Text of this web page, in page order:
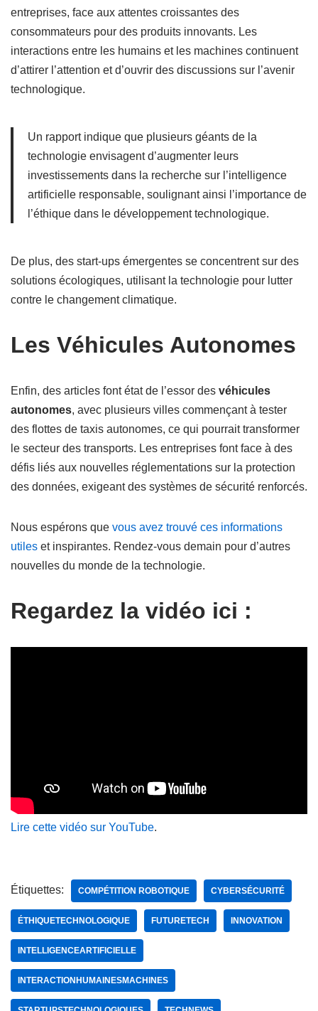
entreprises, face aux attentes croissantes des
consommateurs pour des produits innovants. Les
interactions entre les humains et les machines continuent
d’attirer l’attention et d’ouvrir des discussions sur l’avenir
technologique.
Un rapport indique que plusieurs géants de la
technologie envisagent d’augmenter leurs
investissements dans la recherche sur l’intelligence
artificielle responsable, soulignant ainsi l’importance de
l’éthique dans le développement technologique.
De plus, des start-ups émergentes se concentrent sur des
solutions écologiques, utilisant la technologie pour lutter
contre le changement climatique.
Les Véhicules Autonomes
Enfin, des articles font état de l’essor des véhicules
autonomes, avec plusieurs villes commençant à tester
des flottes de taxis autonomes, ce qui pourrait transformer
le secteur des transports. Les entreprises font face à des
défis liés aux nouvelles réglementations sur la protection
des données, exigeant des systèmes de sécurité renforcés.
Nous espérons que vous avez trouvé ces informations
utiles et inspirantes. Rendez-vous demain pour d’autres
nouvelles du monde de la technologie.
Regardez la vidéo ici :
Lire cette vidéo sur YouTube.
Étiquettes: COMPÉTITION ROBOTIQUE CYBERSÉCURITÉ
ÉTHIQUETECHNOLOGIQUE FUTURETECH INNOVATION
INTELLIGENCEARTIFICIELLE
INTERACTIONHUMAINESMACHINES